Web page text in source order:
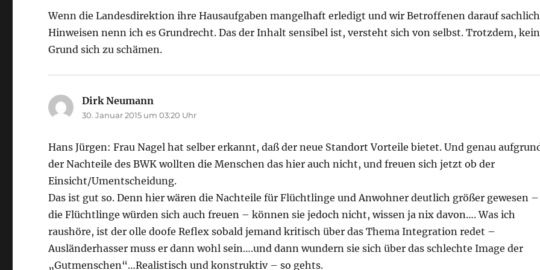
Wenn die Landesdirektion ihre Hausaufgaben mangelhaft erledigt und wir Betroffenen darauf sachlich
Hinweisen nenn ich es Grundrecht. Das der Inhalt sensibel ist, versteht sich von selbst. Trotzdem, kein
Grund sich zu schämen.
Dirk Neumann
30. Januar 2015 um 03:20 Uhr
Hans Jürgen: Frau Nagel hat selber erkannt, daß der neue Standort Vorteile bietet. Und genau
der Nachteile des BWK wollten die Menschen das hier auch nicht, und freuen sich jetzt ob der
Einsicht/Umentscheidung.
Das ist gut so. Denn hier wären die Nachteile für Flüchtlinge und Anwohner deutlich größer gewesen –
die Flüchtlinge würden sich auch freuen – können sie jedoch nicht, wissen ja nix davon…. Was ich
raushöre, ist der olle doofe Reflex sobald jemand kritisch über das Thema Integration redet –
Ausländerhasser muss er dann wohl sein….und dann wundern sie sich über das schlechte Image der
„Gutmenschen“…Realistisch und konstruktiv – so gehts.